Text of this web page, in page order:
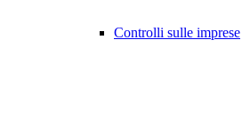
Controlli sulle imprese